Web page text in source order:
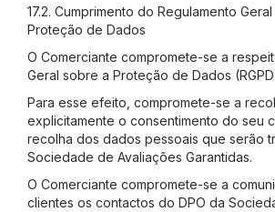
17.2. Cumprimento do Regulamento
Proteção de Dados
O Comerciante compromete-se a
Geral sobre a Proteção de Dados
Para esse efeito, compromete-se a
explicitamente o consentimento do seu
recolha dos dados pessoais que serão
Sociedade de Avaliações Garantidas.
O Comerciante compromete-se a
clientes os contactos do DPO da